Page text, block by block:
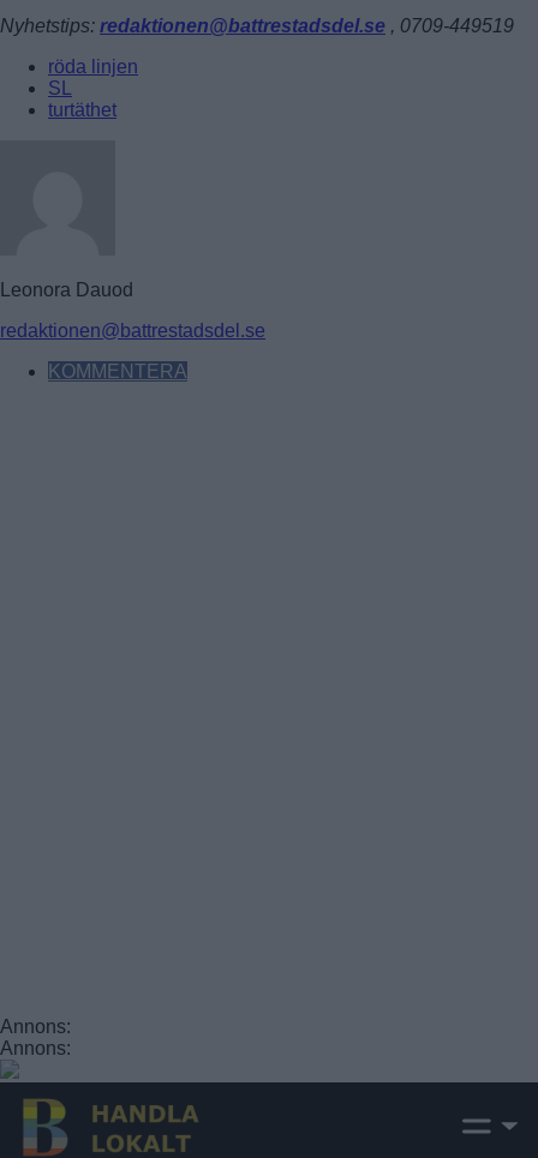
Nyhetstips: redaktionen@battrestadsdel.se , 0709-449519
röda linjen
SL
turtäthet
Leonora Dauod
redaktionen@battrestadsdel.se
KOMMENTERA
Annons:
Annons: